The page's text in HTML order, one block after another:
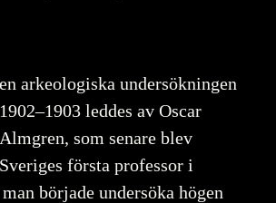
en arkeologiska undersökningen
1902–1903 leddes av Oscar
Almgren, som senare blev
Sveriges första professor i
började undersöka högen